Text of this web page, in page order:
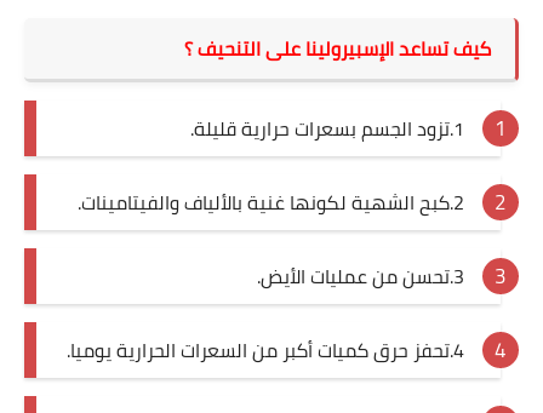
كيف تساعد الإسبيرولينا على التنحيف ؟
1.تزود الجسم بسعرات حرارية قليلة.
2.كبح الشهية لكونها غنية بالألياف والفيتامينات.
3.تحسن من عمليات الأيض.
4.تحفز حرق كميات أكبر من السعرات الحرارية يوميا.